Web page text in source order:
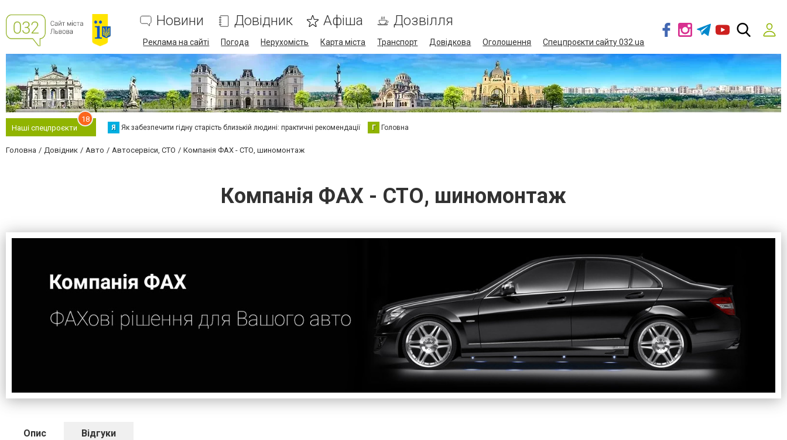
Новини Довідник Афіша Дозвілля
Реклама на сайті Погода Нерухомість Карта міста Транспорт Довідкова Оголошення Спецпроєкти сайту 032.ua
Наші спецпроєкти
18
Я Як забезпечити гідну старість близькій людині: практичні рекомендації Г Головна
Головна Довідник Авто Автосервіси, СТО Компанія ФАХ - СТО, шиномонтаж
Компанія ФАХ - СТО, шиномонтаж
Опис Відгуки